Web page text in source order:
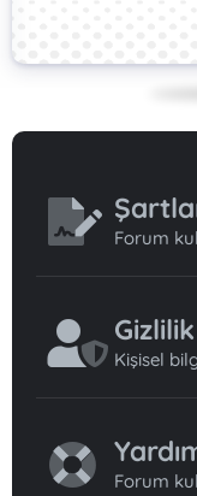
Forum
Kişisel
Forum